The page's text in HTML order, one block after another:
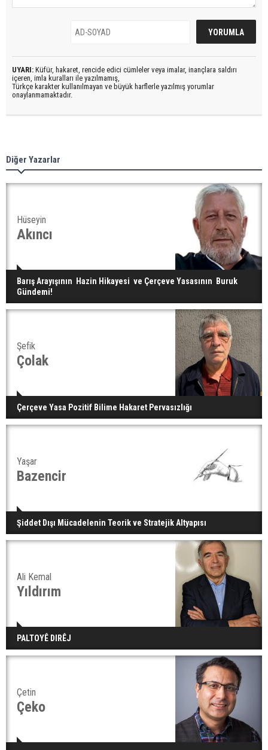
UYARI: Küfür, hakaret, rencide edici cümleler veya imalar, inançlara saldırı
içeren, imla kuralları ile yazılmamış,
Türkçe karakter kullanılmayan ve büyük harflerle yazılmış yorumlar
onaylanmamaktadır.
Diğer Yazarlar
Hüseyin
Akıncı
Barış Arayışının Hazin Hikayesi ve Çerçeve Yasasının Buruk
Gündemi!
Şefik
Çolak
Çerçeve Yasa Pozitif Bilime Hakaret Pervasızlığı
Yaşar
Bazencir
Şiddet Dışı Mücadelenin Teorik ve Stratejik Altyapısı
Ali Kemal
Yıldırım
PALTOYÊ DIRÊJ
Çetin
Çeko